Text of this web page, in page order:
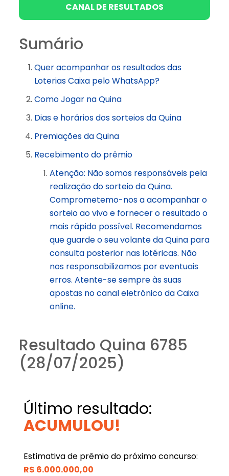
CANAL DE RESULTADOS
Sumário
Quer acompanhar os resultados das
Loterias Caixa pelo WhatsApp?
Como Jogar na Quina
Dias e horários dos sorteios da Quina
Premiações da Quina
Recebimento do prêmio
Atenção: Não somos responsáveis pela
realização do sorteio da Quina.
Comprometemo-nos a acompanhar o
sorteio ao vivo e fornecer o resultado o
mais rápido possível. Recomendamos
que guarde o seu volante da Quina para
consulta posterior nas lotéricas. Não
nos responsabilizamos por eventuais
erros. Atente-se sempre às suas
apostas no canal eletrônico da Caixa
online.
Resultado Quina 6785
(28/07/2025)
Último resultado:
ACUMULOU!
Estimativa de prêmio do próximo concurso:
R$ 6.000.000,00